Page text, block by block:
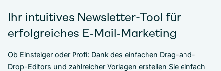
Ihr intuitives Newsletter-Tool für
erfolgreiches E‑Mail‑Marketing
Ob Einsteiger oder Profi: Dank des einfachen Drag-and-
Drop-Editors und zahlreicher Vorlagen erstellen Sie einfach